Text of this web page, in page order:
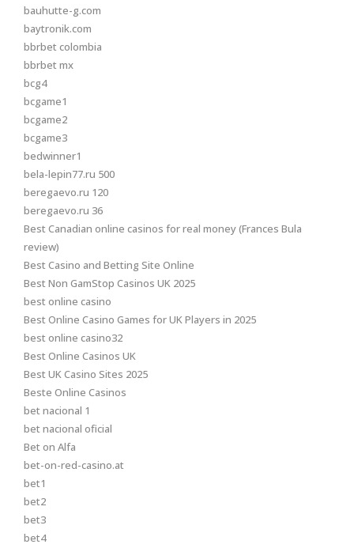
bauhutte-g.com
baytronik.com
bbrbet colombia
bbrbet mx
bcg4
bcgame1
bcgame2
bcgame3
bedwinner1
bela-lepin77.ru 500
beregaevo.ru 120
beregaevo.ru 36
Best Canadian online casinos for real money (Frances Bula
review)
Best Casino and Betting Site Online
Best Non GamStop Casinos UK 2025
best online casino
Best Online Casino Games for UK Players in 2025
best online casino32
Best Online Casinos UK
Best UK Casino Sites 2025
Beste Online Casinos
bet nacional 1
bet nacional oficial
Bet on Alfa
bet-on-red-casino.at
bet1
bet2
bet3
bet4